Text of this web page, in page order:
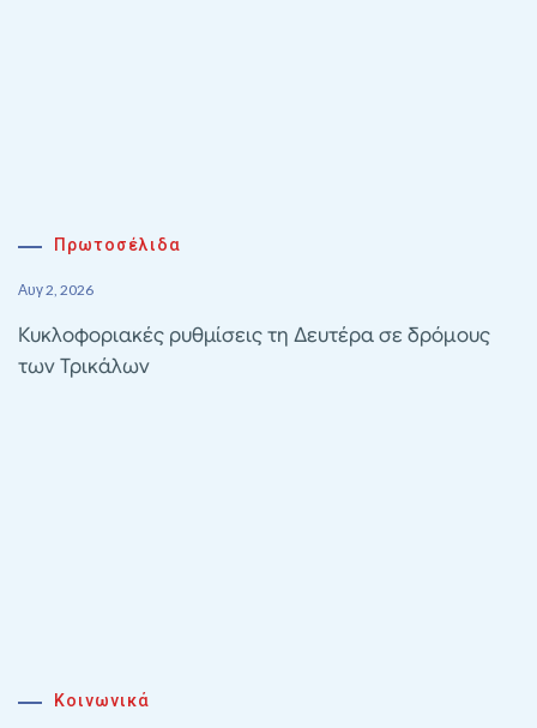
Πρωτοσέλιδα
Αυγ 2, 2026
Κυκλοφοριακές ρυθμίσεις τη Δευτέρα σε δρόμους
των Τρικάλων
Κοινωνικά